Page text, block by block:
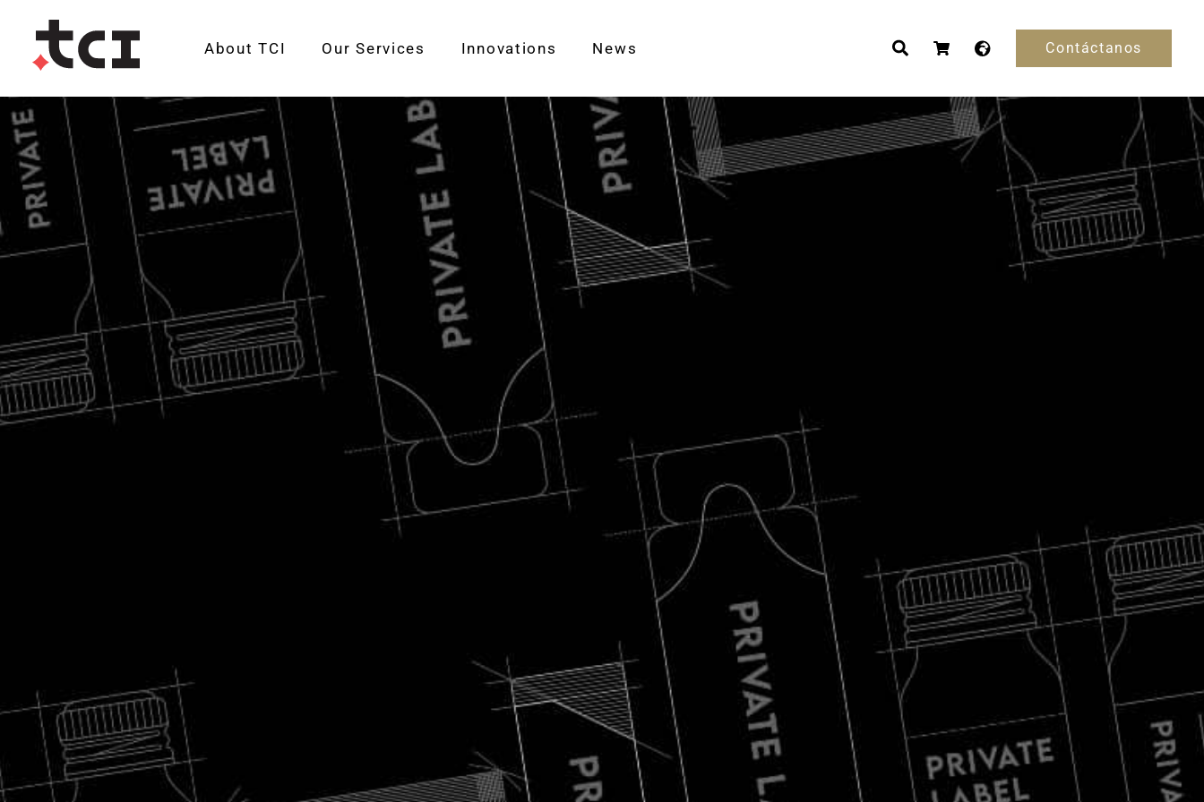
About TCI Our Services Innovations News Contáctanos